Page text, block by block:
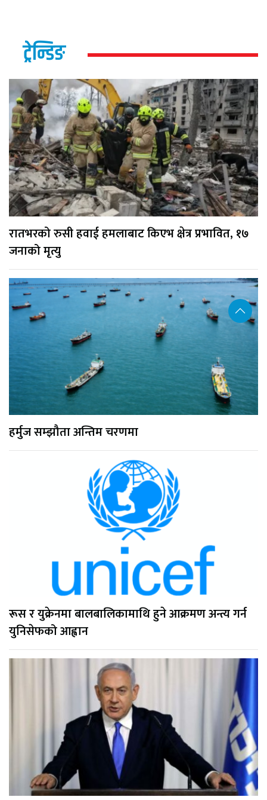
ट्रेन्डिङ
रातभरको रुसी हवाई हमलाबाट किएभ क्षेत्र प्रभावित, १७
जनाको मृत्यु
हर्मुज सम्झौता अन्तिम चरणमा
रूस र युक्रेनमा बालबालिकामाथि हुने आक्रमण अन्त्य गर्न
युनिसेफको आह्वान